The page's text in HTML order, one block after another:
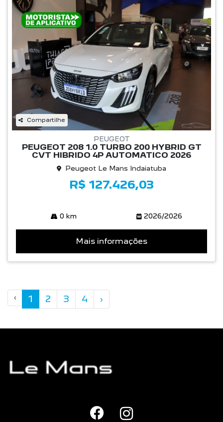
Compartilhe
PEUGEOT
PEUGEOT 208 1.0 TURBO 200 HYBRID GT
CVT HIBRIDO 4P AUTOMATICO 2026
Peugeot Le Mans Indaiatuba
R$ 127.426,03
0 km 2026/2026
Mais informações
‹ 1 2 3 4 ›